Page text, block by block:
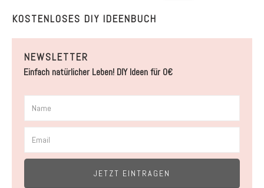
KOSTENLOSES DIY IDEENBUCH
NEWSLETTER
Einfach natürlicher Leben! DIY Ideen für 0€
JETZT EINTRAGEN